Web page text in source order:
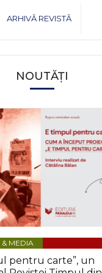
ARHIVĂ REVISTĂ
NOUTĂȚI
& MEDIA
pentru carte”, un